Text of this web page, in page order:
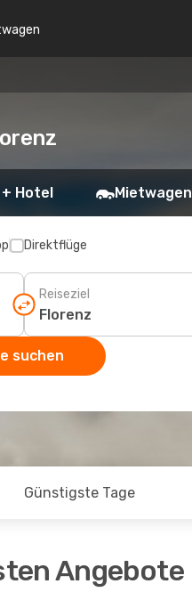
+ Hotel Mietwagen
Direktflüge
Reiseziel
suchen
Günstigste Tage
Angebote